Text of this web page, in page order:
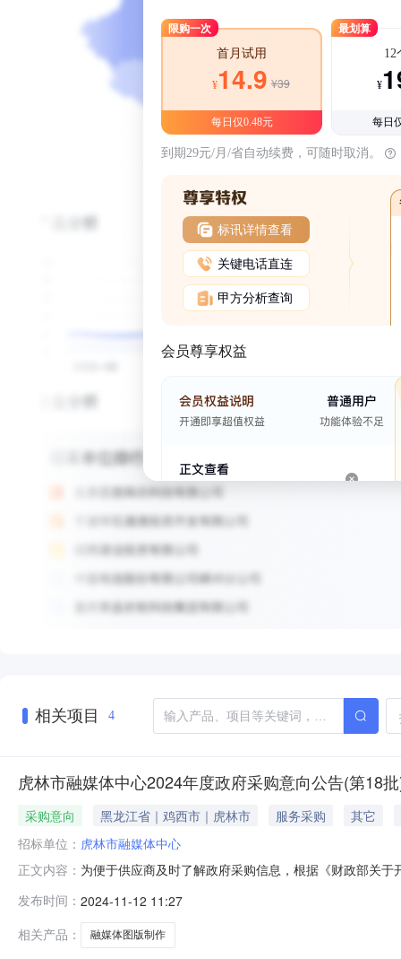
限购一次
首月试用
¥14.9 ¥39
每日仅0.48元
最划算
12
¥
每日
到期29元/月/省自动续费，可随时取消。
标讯详情查看
关键电话直连
甲方分析查询
会员尊享权益
相关项目 4
虎林市融媒体中心2024年度政府采购意向公告(第18
采购意向 黑龙江省｜鸡西市｜虎林市 服务采购
其它
招标单位： 虎林市融媒体中心
正文内容： 为便于供应商及时了解政府采购信息，根据《财政部关
品公开透明需满足的要求：展出新闻作品播发内容、晾
目情况以相关采购公告
发布时间： 2024-11-12 11:27
相关产品：
融媒体图版制作